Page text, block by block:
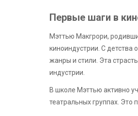
Первые шаги в
Мэттью Макгрори,
киноиндустрии. С
жанры и стили. Эта
индустрии.
В школе Мэттью активно
театральных группах. Это